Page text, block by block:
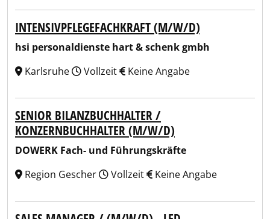
INTENSIVPFLEGEFACHKRAFT (M/W/D)
hsi personaldienste hart & schenk gmbh
Karlsruhe
Vollzeit Keine Angabe
SENIOR BILANZBUCHHALTER /
KONZERNBUCHHALTER (M/W/D)
DOWERK Fach- und Führungskräfte
Region Gescher
Vollzeit Keine Angabe